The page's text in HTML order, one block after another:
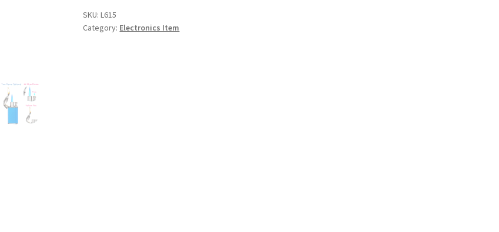
SKU:L615
Category: Electronics Item